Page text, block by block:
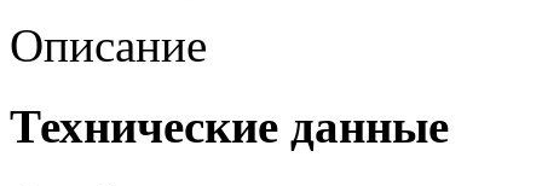
Описание
Технические данные